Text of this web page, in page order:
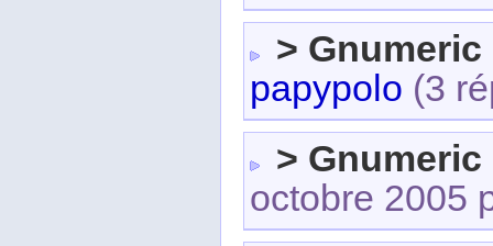
> Gnumeric
papypolo (3
>
octobre 2005